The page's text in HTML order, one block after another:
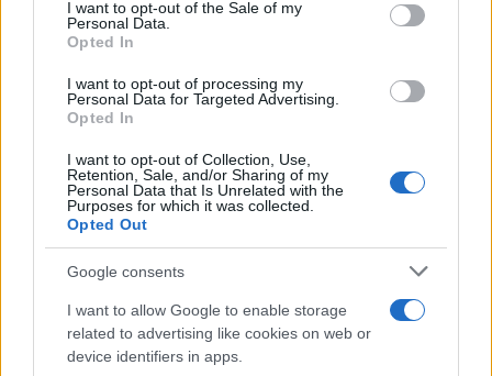
I want to opt-out of the Sale of my
Personal Data.
Opted In
I want to opt-out of processing my
Personal Data for Targeted Advertising.
Opted In
I want to opt-out of Collection, Use,
Retention, Sale, and/or Sharing of my
Personal Data that Is Unrelated with the
Purposes for which it was collected.
Opted Out
Google consents
I want to allow Google to enable storage
related to advertising like cookies on web or
device identifiers in apps.
Continuez la lecture
NEWS